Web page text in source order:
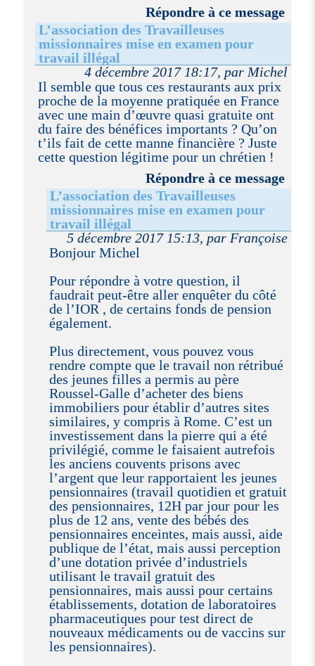
Répondre à ce message
L’association des Travailleuses
missionnaires mise en examen pour
travail illégal
4 décembre 2017 18:17, par Michel
Il semble que tous ces restaurants aux prix
proche de la moyenne pratiquée en France
avec une main d’œuvre quasi gratuite ont
du faire des bénéfices importants ? Qu’on
t’ils fait de cette manne financière ? Juste
cette question légitime pour un chrétien !
Répondre à ce message
L’association des Travailleuses
missionnaires mise en examen pour
travail illégal
5 décembre 2017 15:13, par Françoise
Bonjour Michel
Pour répondre à votre question, il
faudrait peut-être aller enquêter du côté
de l’IOR , de certains fonds de pension
également.
Plus directement, vous pouvez vous
rendre compte que le travail non rétribué
des jeunes filles a permis au père
Roussel-Galle d’acheter des biens
immobiliers pour établir d’autres sites
similaires, y compris à Rome. C’est un
investissement dans la pierre qui a été
privilégié, comme le faisaient autrefois
les anciens couvents prisons avec
l’argent que leur rapportaient les jeunes
pensionnaires (travail quotidien et gratuit
des pensionnaires, 12H par jour pour les
plus de 12 ans, vente des bébés des
pensionnaires enceintes, mais aussi, aide
publique de l’état, mais aussi perception
d’une dotation privée d’industriels
utilisant le travail gratuit des
pensionnaires, mais aussi pour certains
établissements, dotation de laboratoires
pharmaceutiques pour test direct de
nouveaux médicaments ou de vaccins sur
les pensionnaires).